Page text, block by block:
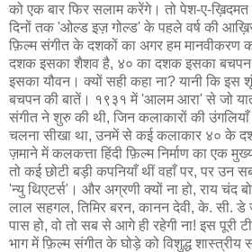
को एक बार फिर सलाम करेंगे। तो पेश-ए-
दिनों तक 'ओल्ड इज़ गोल्ड' के पहले वर्ष की
फ़िल्म संगीत के दशकों का अगर हम मानवीकरण
दशक इसका शैशव है, ४० का दशक इसका
इसका यौवन। क्यों सही कहा ना? यानी कि
बचपन की बातें। १९३१ में 'आलम आरा' से जो
संगीत ने शुरु की थी, जिन कलाकारों की
चलना सीखा था, उनमें से कई कलाकार ४० के
ज़माने में कलकत्ता हिंदी फ़िल्म निर्माण का एक
तो कई छोटी बड़ी कपनियाँ थीं वहाँ पर, पर उन
'न्यु थिएटर्स'। और अग्रणी क्यों ना हो, राय चंद
लाल सहगल, तिमिर बरन, कानन देवी, के. सी.
पास हो, वो तो सब से आगे ही रहेगी ना! इस
भाग में फ़िल्म संगीत के घोड़े को विशुद्ध